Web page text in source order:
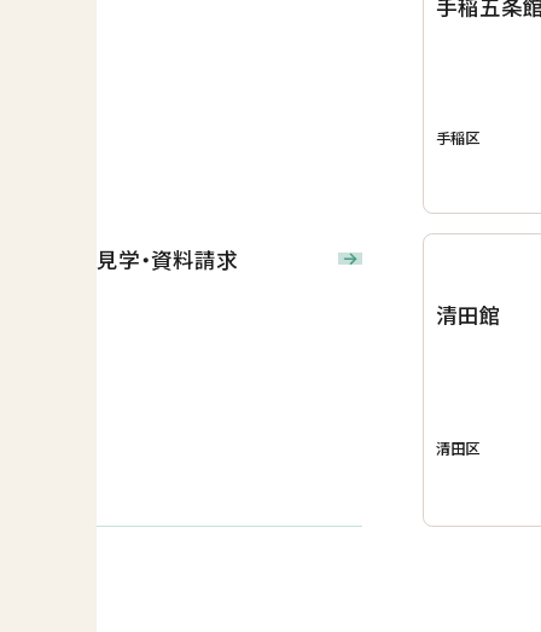
見学・資料請求
手稲五条
手稲区
清田館
清田区